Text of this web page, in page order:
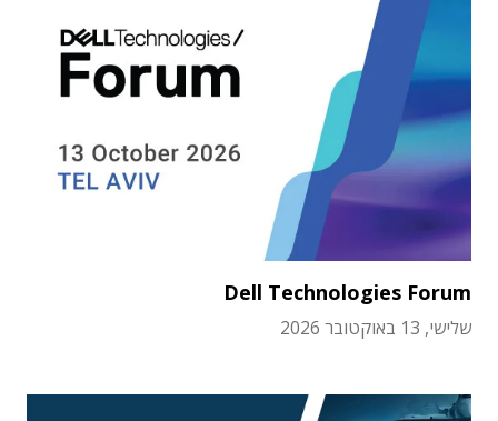
Dell Technologies Forum
שלישי, 13 באוקטובר 2026